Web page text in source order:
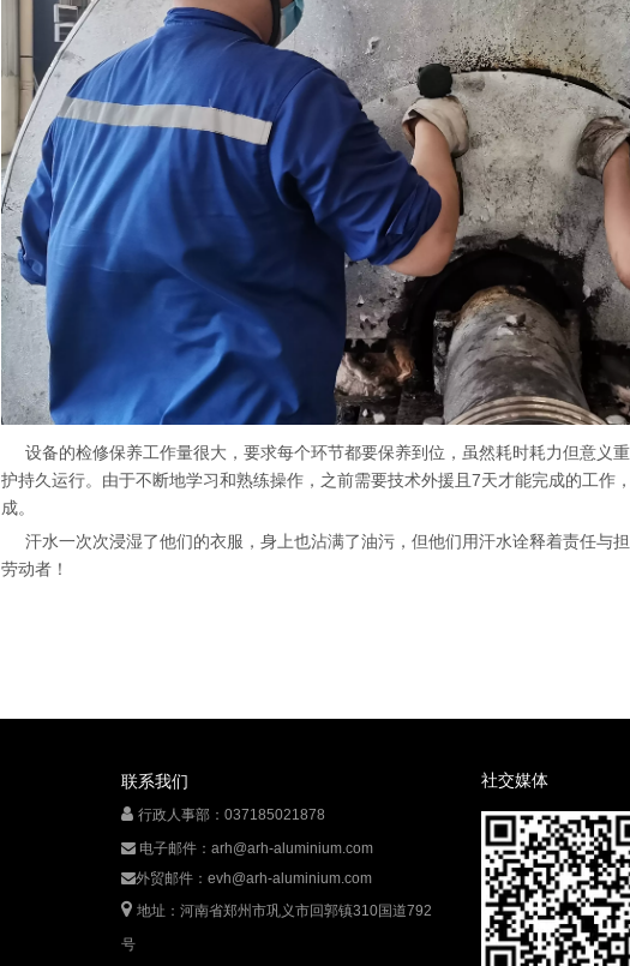
设备的检修保养工作量很大，要求每个环节都要保养到位，虽然耗时耗力但意义
护持久运行。由于不断地学习和熟练操作，之前需要技术外援且7天才能完成的工作
成。
汗水一次次浸湿了他们的衣服，身上也沾满了油污，但他们用汗水诠释着责任与
劳动者！
联系我们
 行政人事部：037185021878
 电子邮件： arh@arh-aluminium.com
外贸邮件： evh@arh-aluminium.com
 地址：河南省郑州市巩义市回郭镇310国道792
号
社交媒体